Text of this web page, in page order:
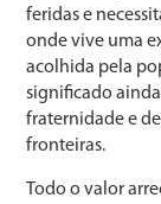
feridas e
onde vive uma
acolhida pela
significado
fraternidade e
fronteiras.
Todo o valor